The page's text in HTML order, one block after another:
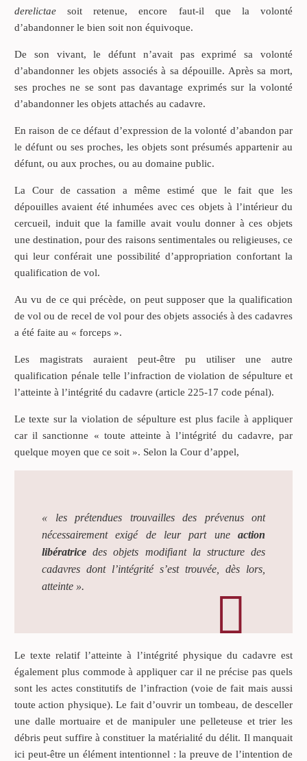
derelictae soit retenue, encore faut-il que la volonté
d’abandonner le bien soit non équivoque.
De son vivant, le défunt n’avait pas exprimé sa volonté
d’abandonner les objets associés à sa dépouille. Après sa mort,
ses proches ne se sont pas davantage exprimés sur la volonté
d’abandonner les objets attachés au cadavre.
En raison de ce défaut d’expression de la volonté d’abandon par
le défunt ou ses proches, les objets sont présumés appartenir au
défunt, ou aux proches, ou au domaine public.
La Cour de cassation a même estimé que le fait que les
dépouilles avaient été inhumées avec ces objets à l’intérieur du
cercueil, induit que la famille avait voulu donner à ces objets
une destination, pour des raisons sentimentales ou religieuses, ce
qui leur conférait une possibilité d’appropriation confortant la
qualification de vol.
Au vu de ce qui précède, on peut supposer que la qualification
de vol ou de recel de vol pour des objets associés à des cadavres
a été faite au « forceps ».
Les magistrats auraient peut-être pu utiliser une autre
qualification pénale telle l’infraction de violation de sépulture et
l’atteinte à l’intégrité du cadavre (article 225-17 code pénal).
Le texte sur la violation de sépulture est plus facile à appliquer
car il sanctionne « toute atteinte à l’intégrité du cadavre, par
quelque moyen que ce soit ». Selon la Cour d’appel,
« les prétendues trouvailles des prévenus ont
nécessairement exigé de leur part une action
libératrice des objets modifiant la structure des
cadavres dont l’intégrité s’est trouvée, dès lors,
atteinte ».
Le texte relatif l’atteinte à l’intégrité physique du cadavre est
également plus commode à appliquer car il ne précise pas quels
sont les actes constitutifs de l’infraction (voie de fait mais aussi
toute action physique). Le fait d’ouvrir un tombeau, de desceller
une dalle mortuaire et de manipuler une pelleteuse et trier les
débris peut suffire à constituer la matérialité du délit. Il manquait
ici peut-être un élément intentionnel : la preuve de l’intention de